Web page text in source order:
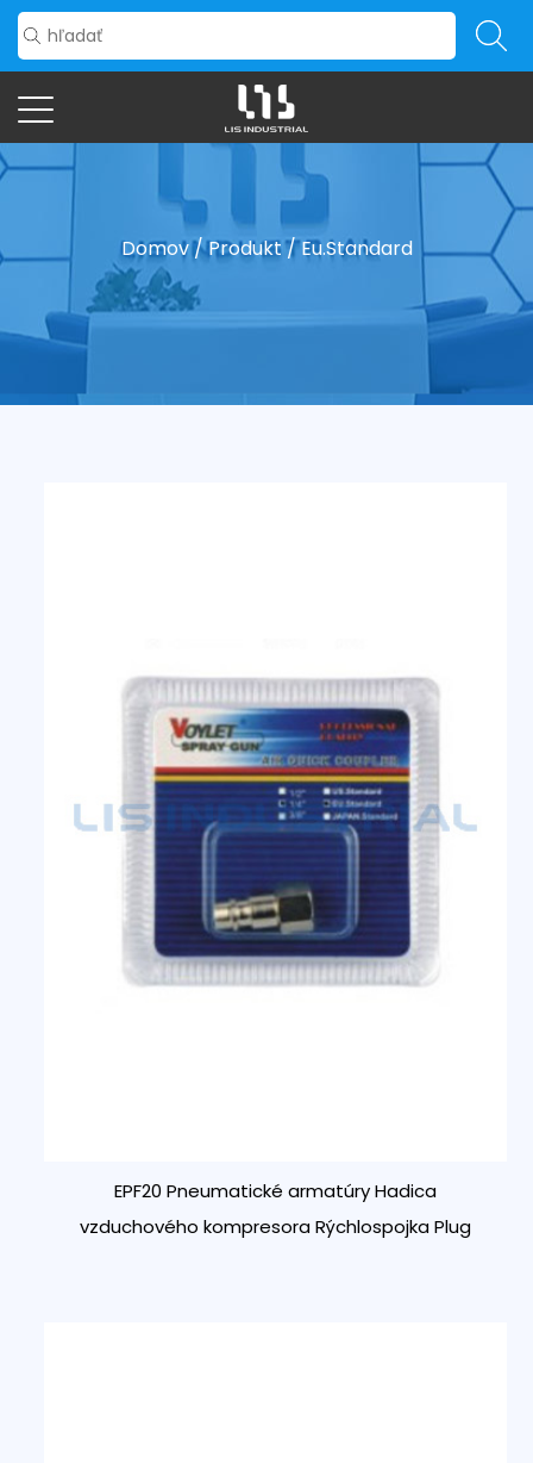
Domov/Produkt/Eu.Standard
EPF20 Pneumatické armatúry Hadica
vzduchového kompresora Rýchlospojka Plug